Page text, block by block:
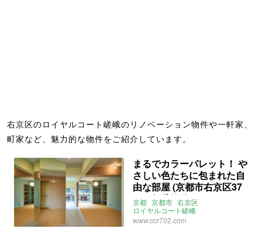
右京区のロイヤルコート嵯峨のリノベーション物件や一軒家、
町家など、魅力的な物件をご紹介しています。
まるでカラーパレット！ や
さしい色たちに包まれた自
由な部屋 (京都市右京区37
㎡の賃貸物件)
京都 京都市 右京区
ロイヤルコート嵯峨
リノベーション
ペット飼育相談可
www.ccr702.com